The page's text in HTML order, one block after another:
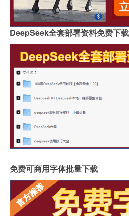
DeepSeek全套部署资料免费下载
免费可商用字体批量下载